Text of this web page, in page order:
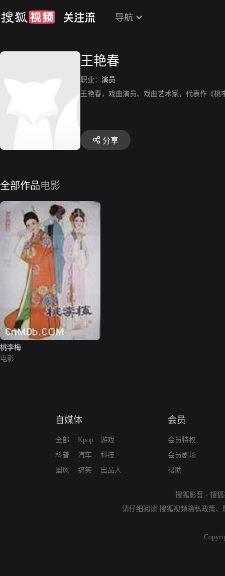
导航
王艳春
职业： 演员
王艳春，戏曲演员、戏曲艺术家，代表作《桃
分享
全部作品电影
桃李梅
电影
自媒体
全部
科普
国风
Kpop
汽车
搞笑
游戏
科技
出品人
会员
会员特权
会员剧场
帮助
搜狐影音 - 搜
请仔细阅读 搜狐视频隐私政策、